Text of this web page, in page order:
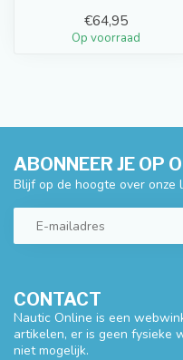
€64,95
Op voorraad
CONTACT
Nautic Online is een
artikelen, er is geen fysieke
niet mogelijk.
ABONNEER JE OP
Blijf op de hoogte over onze